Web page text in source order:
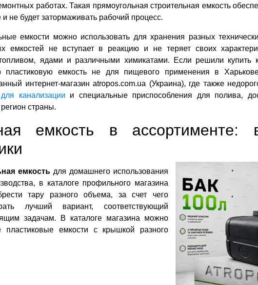
работах. Такая прямоугольная строительная емкость
не будет затормаживать рабочий процесс.
емкости можно использовать для хранения разных
емкостей не вступает в реакцию и не теряет своих
ядами и различными химикатами. Если решили купить
пластиковую емкость не для пищевого применения в
интернет-магазин atropos.com.ua (Украина), где также
канализации и специальные приспособления для полива,
страны.
емкость в
емкость для домашнего использования
в каталоге профильного магазина
тару разного объема, за счет чего
лучший вариант, соответствующий
задачам. В каталоге магазина можно
пластиковые емкости с крышкой разного